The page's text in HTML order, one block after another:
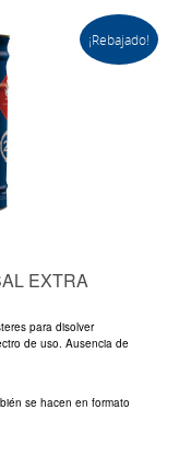
¡Rebajado!
EXTRA
para disolver
de uso. Ausencia de
se hacen en formato